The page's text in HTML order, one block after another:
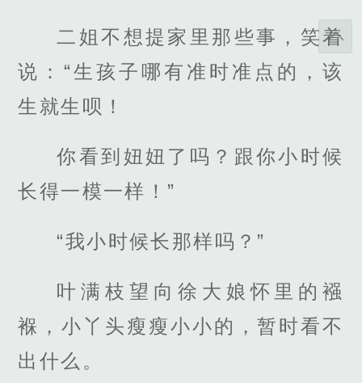
二姐不想提家里那些事，笑着
说：“生孩子哪有准时准点的，该
生就生呗！
你看到妞妞了吗？跟你小时候
长得一模一样！”
“我小时候长那样吗？”
叶满枝望向徐大娘怀里的襁
褓，小丫头瘦瘦小小的，暂时看不
出什么。